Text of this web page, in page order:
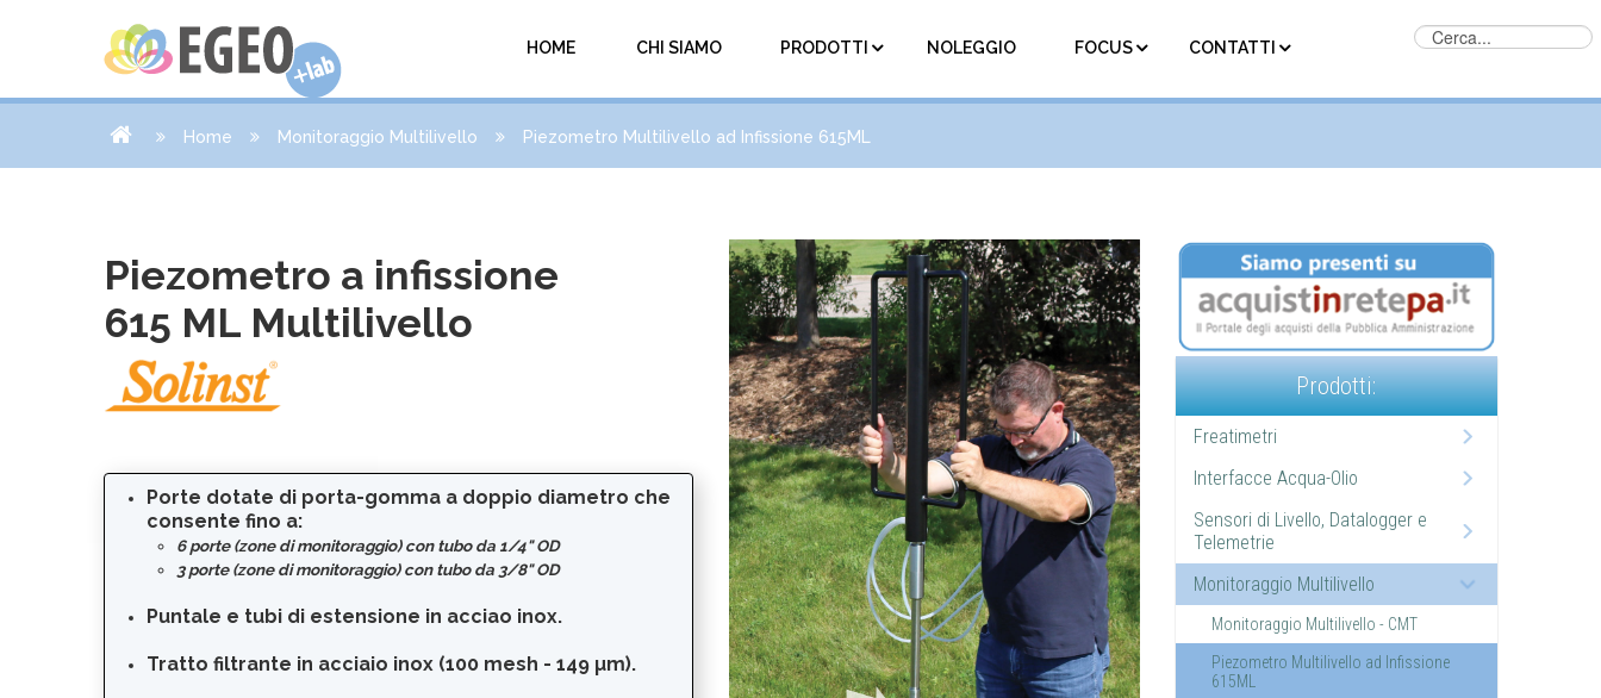
HOME CHI SIAMO PRODOTTI NOLEGGIO FOCUS CONTATTI
Home Monitoraggio Multilivello Piezometro Multilivello ad Infissione 615ML
Piezometro a infissione
615 ML Multilivello
Porte dotate di porta-gomma a doppio diametro che
consente fino a:
6 porte (zone di monitoraggio) con tubo da 1/4" OD
3 porte (zone di monitoraggio) con tubo da 3/8" OD
Puntale e tubi di estensione in acciao inox.
Tratto filtrante in acciaio inox (100 mesh - 149 µm).
Prodotti:
Freatimetri
Interfacce Acqua-Olio
Sensori di Livello, Datalogger e
Telemetrie
Monitoraggio Multilivello
Monitoraggio Multilivello - CMT
Piezometro Multilivello ad Infissione
615ML